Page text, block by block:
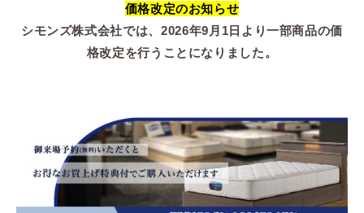
価格改定のお知らせ
シモンズ株式会社では、2026年9月1日より一部商品の価
格改定を行うことになりました。